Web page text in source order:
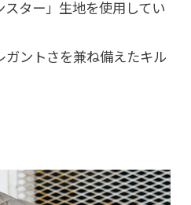
ター」生地を使用してい
ガントさを兼ね備えたキル